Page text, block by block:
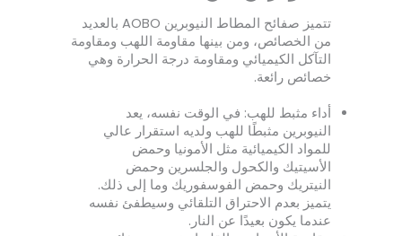
تتميز صفائح المطاط النيوبرين AOBO بالعديد
من الخصائص، ومن بينها مقاومة اللهب ومقاومة
التآكل الكيميائي ومقاومة درجة الحرارة وهي
خصائص رائعة.
أداء مثبط للهب: في الوقت نفسه، يعد
النيوبرين مثبطًا للهب ولديه استقرار عالي
للمواد الكيميائية مثل الأمونيا وحمض
الأسيتيك والكحول والجلسرين وحمض
النيتريك وحمض الفوسفوريك وما إلى ذلك.
يتميز بعدم الاحتراق التلقائي وسيطفئ نفسه
عندما يكون بعيدًا عن النار.